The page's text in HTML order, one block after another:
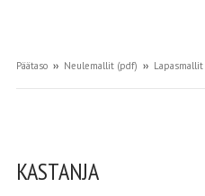
Päätaso ›› Neulemallit (pdf) ›› Lapasmallit
KASTANJA